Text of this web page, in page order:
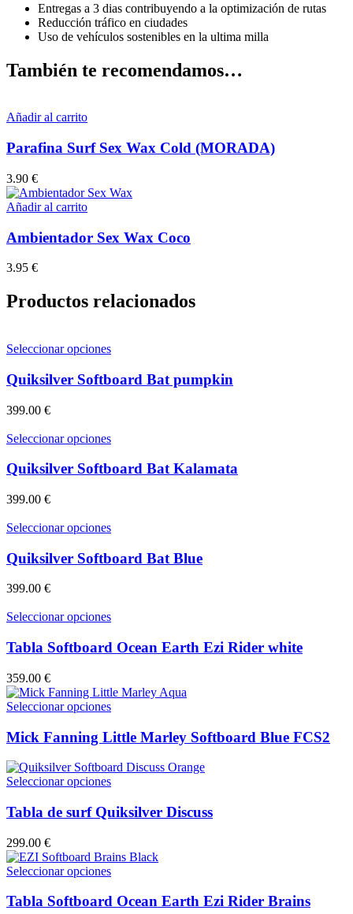
Entregas a 3 dias contribuyendo a la optimización de rutas
Reducción tráfico en ciudades
Uso de vehículos sostenibles en la ultima milla
También te recomendamos…
Añadir al carrito
Parafina Surf Sex Wax Cold (MORADA)
3.90 €
Añadir al carrito
Ambientador Sex Wax Coco
3.95 €
Productos relacionados
Seleccionar opcionesEste
tiene
múltiples
se
pueden
elegir
de
Quiksilver Softboard Bat pumpkin
399.00 €
Seleccionar opcionesEste
tiene
opciones
se
pueden
elegir
de
Quiksilver Softboard Bat Kalamata
399.00 €
Seleccionar opcionesEste
tiene
múltiples
opciones
se
pueden
elegir
página
de
Quiksilver Softboard Bat Blue
399.00 €
Seleccionar opcionesEste
tiene
múltiples
Las
opciones
se
pueden
elegir
la
página
producto
Tabla Softboard Ocean Earth Ezi Rider white
359.00 €
Seleccionar opcionesEste
tiene
múltiples
variantes.
Las
opciones
se
pueden
la
página
producto
Mick Fanning Little Marley Softboard Blue FCS2
Seleccionar opcionesEste
tiene
múltiples
Las
opciones
se
pueden
elegir
Tabla de surf Quiksilver Discuss
299.00 €
Seleccionar opcionesEste
tiene
Tabla Softboard Ocean Earth Ezi Rider Brains